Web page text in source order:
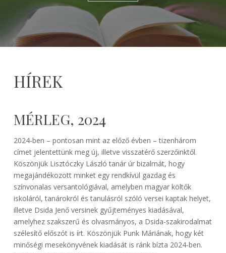
HÍREK
MÉRLEG, 2024
2024-ben – pontosan mint az előző évben – tizenhárom
címet jelentettünk meg új, illetve visszatérő szerzőinktől.
Köszönjük Lisztóczky László tanár úr bizalmát, hogy
megajándékozott minket egy rendkívül gazdag és
színvonalas versantológiával, amelyben magyar költők
iskoláról, tanárokról és tanulásról szóló versei kaptak helyet,
illetve Dsida Jenő versinek gyűjteményes kiadásával,
amelyhez szakszerű és olvasmányos, a Dsida-szakirodalmat
szélesítő előszót is írt. Köszönjük Punk Máriának, hogy két
minőségi mesekönyvének kiadását is ránk bízta 2024-ben.